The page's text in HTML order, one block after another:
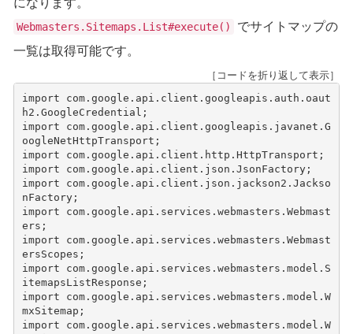
Webmasters.Sitemaps.List#execute()
でサイトマップの
一覧は取得可能です。
［コードを折り返して表示］
import
com.google.api.client.googleapis.auth.oaut
h2.GoogleCredential ;
import
com.google.api.client.googleapis.javanet.G
oogleNetHttpTransport ;
import
com.google.api.client.http.HttpTransport ;
import
com.google.api.client.json.JsonFactory;
import
com.google.api.client.json.jackson2.Jackso
nFactory;
import
com.google.api.services.webmasters.Webmast
ers ;
import
com.google.api.services.webmasters.Webmast
ersScopes ;
import
com.google.api.services.webmasters.model.S
itemapsListResponse ;
import
com.google.api.services.webmasters.model.W
mxSitemap ;
import
com.google.api.services.webmasters.model.W